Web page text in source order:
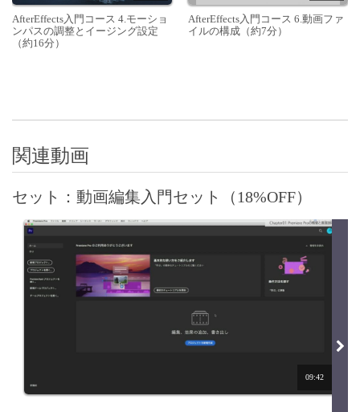
AfterEffects入門コース 4.モーショ
ンパスの調整とイージング設定
（約16分）
AfterEffects入門コース 6.動画ファ
イルの構成（約7分）
関連動画
セット：動画編集入門セット（18%OFF）
09:42